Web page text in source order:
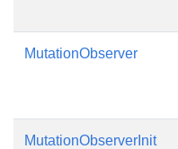
MutationObserver
MutationObserverInit